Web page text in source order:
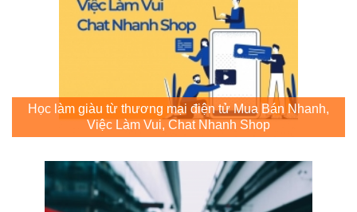
Học làm giàu từ thương mại điện tử Mua Bán Nhanh,
Việc Làm Vui, Chat Nhanh Shop